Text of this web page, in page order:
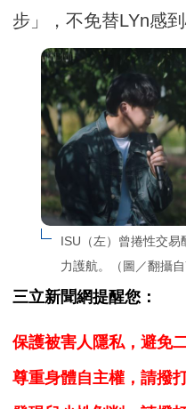
步」，不免替LYn感到
ISU（左）曾捲性交易
力護航。（圖／翻攝自
三立新聞網提醒您：
保護被害人隱私，避免
尊重身體自主權，請撥